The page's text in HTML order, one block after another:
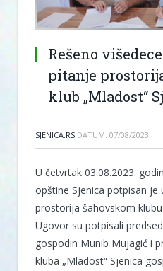
Rešeno
pitanje
klub „Mladost“
SJENICA.RS DATUM: 07/08/2023
U četvrtak 03.08.2023.
opštine Sjenica potpisan je
prostorija šahovskom klubu
Ugovor su potpisali
gospodin Munib Mujagić i
kluba „Mladost“ Sjenica